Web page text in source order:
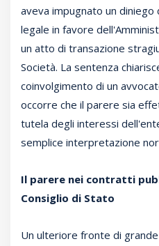
aveva impugnato un diniego
legale in favore
un atto di transazione
Società. La sentenza
coinvolgimento di un
occorre che il parere sia
tutela degli interessi
semplice interpretazione
Il parere nei contratti
Consiglio di Stato
Un ulteriore fronte di